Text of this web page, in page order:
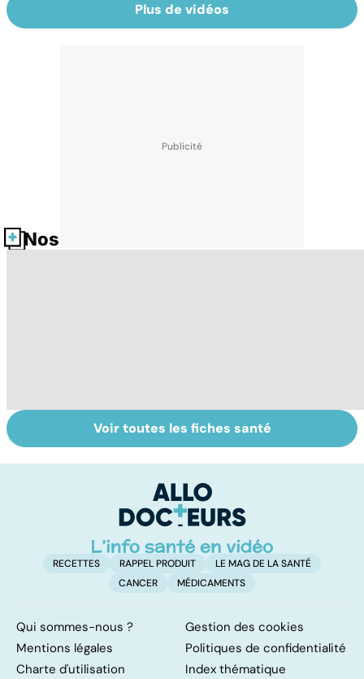
Plus de vidéos
Nos fiches santé
Tout savoir sur
les infections
Inflammation des
amygdales : que
d'angine ?
Voir toutes les fiches santé
RECETTES RAPPEL PRODUIT
LE MAG DE LA SANTÉ
CANCER
MÉDICAMENTS
Qui sommes-nous ?
Gestion des cookies
Mentions légales
Politiques de confidentialité
Charte d'utilisation
Index thématique